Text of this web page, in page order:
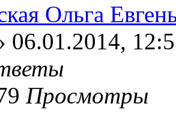
Ольга
06.01.2014,
Просмотры